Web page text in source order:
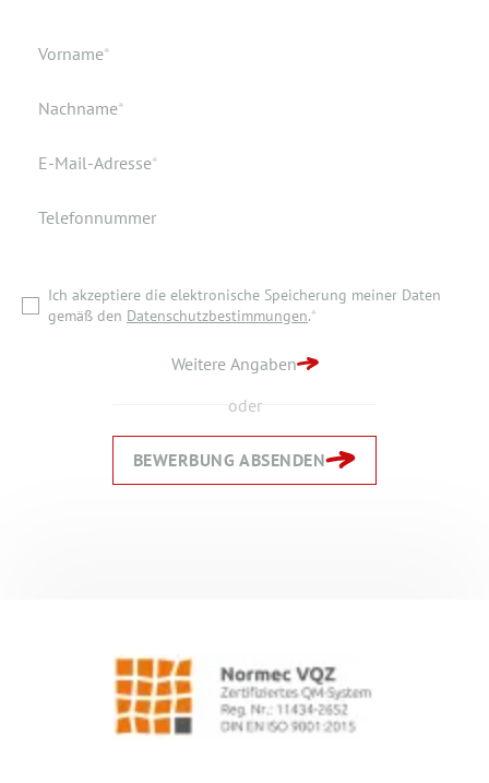
Pflichtfeld
Vorname*
Pflichtfeld
Nachname*
Pflichtfeld
E-Mail-Adresse*
Telefonnummer
Ich akzeptiere die elektronische Speicherung meiner Daten
gemäß den Datenschutzbestimmungen.*
Weitere Angaben
oder
BEWERBUNG ABSENDEN
Verfügbar ab
Dokumente
Ich akzeptiere die elektronische Speicherung meiner Daten
ZURÜCK ZUR STARTSEITE